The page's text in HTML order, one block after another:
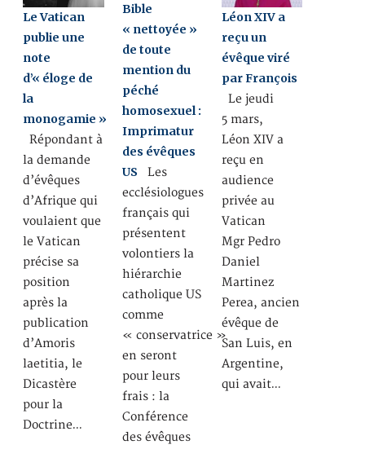
Le Vatican
publie une
note
d’« éloge de
la
monogamie »
Répondant à
la demande
d’évêques
d’Afrique qui
voulaient que
le Vatican
précise sa
position
après la
publication
d’Amoris
laetitia, le
Dicastère
pour la
Doctrine…
Bible
« nettoyée »
de toute
mention du
péché
homosexuel :
Imprimatur
des évêques
US Les
ecclésiologues
français qui
présentent
volontiers la
hiérarchie
catholique US
comme
« conservatrice »
en seront
pour leurs
frais : la
Conférence
des évêques
Léon XIV a
reçu un
évêque viré
par François
Le jeudi
5 mars,
Léon XIV a
reçu en
audience
privée au
Vatican
Mgr Pedro
Daniel
Martinez
Perea, ancien
évêque de
San Luis, en
Argentine,
qui avait…